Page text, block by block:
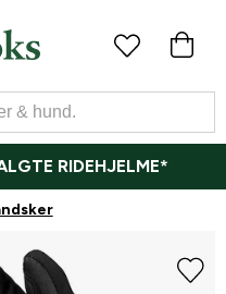
RIDEHJELME*